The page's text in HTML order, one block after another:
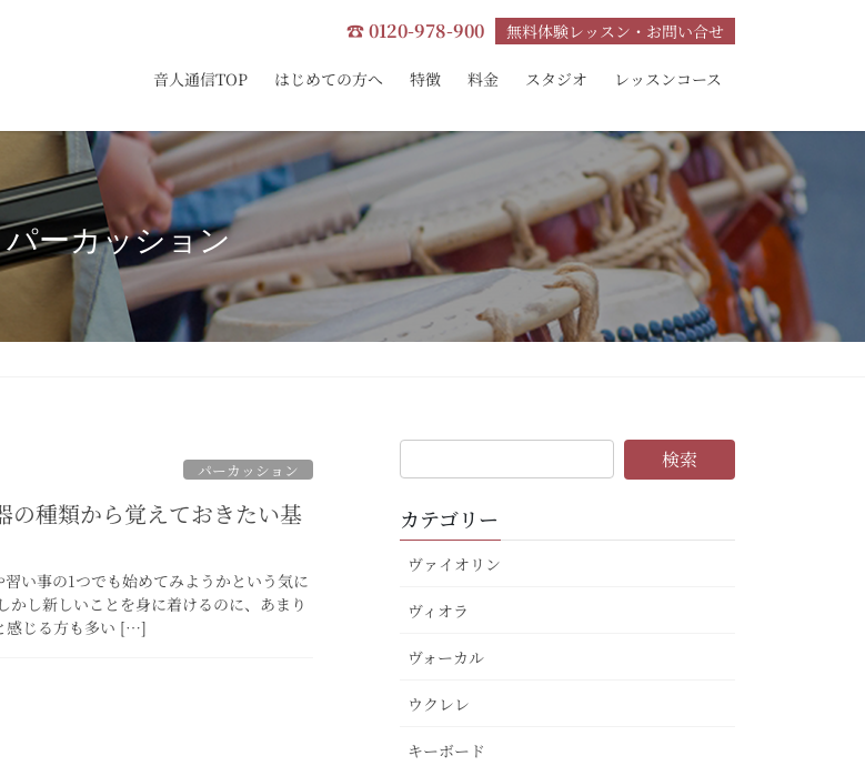
☎ 0120-978-900 無料体験レッスン・お問い合せ
音人通信TOP はじめての方へ 特徴 料金 スタジオ レッスンコース
パーカッション
パーカッション
の種類から覚えておきたい基
い事の1つでも始めてみようかという気に
し新しいことを身に着けるのに、あまり
感じる方も多い […]
カテゴリー
ヴァイオリン
ヴィオラ
ヴォーカル
ウクレレ
キーボード